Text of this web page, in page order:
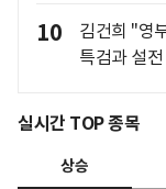
10
김건희 "영
특검과 설전
실시간 TOP 종목
상승